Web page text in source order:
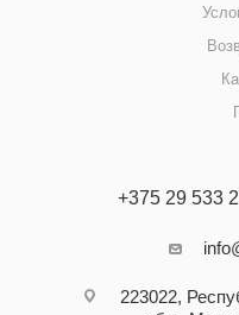
+375 29 533
223022,